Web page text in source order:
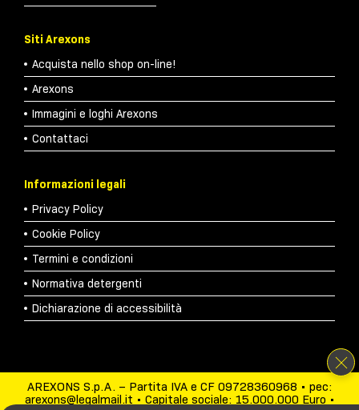
Siti Arexons
Acquista nello shop on-line!
Arexons
Immagini e loghi Arexons
Contattaci
Informazioni legali
Privacy Policy
Cookie Policy
Termini e condizioni
Normativa detergenti
Dichiarazione di accessibilità
AREXONS S.p.A. – Partita IVA e CF 09728360968 • pec:
arexons@legalmail.it • Capitale sociale: 15.000.000 Euro •